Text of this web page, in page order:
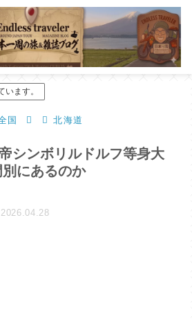
ます。
国 北海道
シンボリルドルフ等身大
にあるのか
2026.04.28